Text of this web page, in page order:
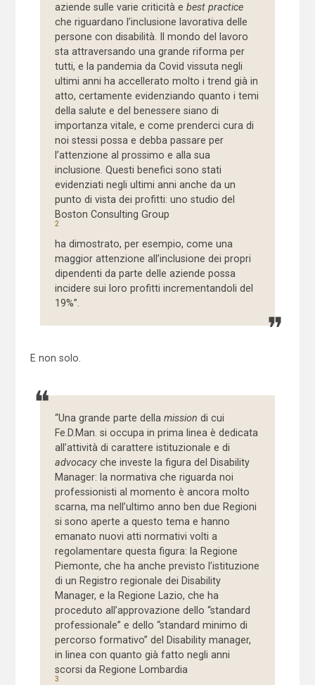
aziende sulle varie criticità ebest practice
che riguardano l’inclusione lavorativa delle
persone con disabilità. Il mondo del lavoro
sta attraversando una grande riforma per
tutti, e la pandemia da Covid vissuta negli
ultimi anni ha accellerato molto i trend già in
atto, certamente evidenziando quanto i temi
della salute e del benessere siano di
importanza vitale, e come prenderci cura di
noi stessi possa e debba passare per
l’attenzione al prossimo e alla sua
inclusione. Questi benefici sono stati
evidenziati negli ultimi anni anche da un
punto di vista dei profitti: uno studio del
Boston Consulting Group
2
ha dimostrato, per esempio, come una
maggior attenzione all’inclusione dei propri
dipendenti da parte delle aziende possa
incidere sui loro profitti incrementandoli del
19%”.
E non solo.
“Una grande parte dellamission di cui
Fe.D.Man. si occupa in prima linea è dedicata
all’attività di carattere istituzionale e di
advocacy che investe la figura del Disability
Manager: la normativa che riguarda noi
professionisti al momento è ancora molto
scarna, ma nell’ultimo anno ben due Regioni
si sono aperte a questo tema e hanno
emanato nuovi atti normativi volti a
regolamentare questa figura: la Regione
Piemonte, che ha anche previsto l’istituzione
di un Registro regionale dei Disability
Manager, e la Regione Lazio, che ha
proceduto all’approvazione dello “standard
professionale” e dello “standard minimo di
percorso formativo” del Disability manager,
in linea con quanto già fatto negli anni
scorsi da Regione Lombardia
3